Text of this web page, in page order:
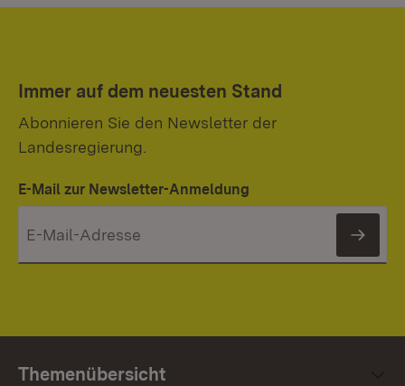
Immer auf dem neuesten Stand
Abonnieren Sie den Newsletter der
Landesregierung.
E-Mail zur Newsletter-Anmeldung
Themenübersicht